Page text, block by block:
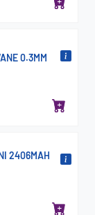
0.3MM
2406MAH